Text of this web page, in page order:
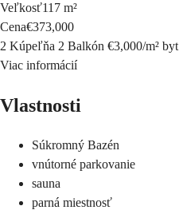
Veľkosť117 m²
Cena€373,000
2 Kúpeľňa 2 Balkón €3,000/m² byt
Viac informácií
Vlastnosti
Súkromný Bazén
vnútorné parkovanie
sauna
parná miestnosť